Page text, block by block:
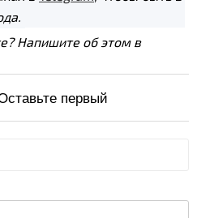
Напишите об этом в
первый